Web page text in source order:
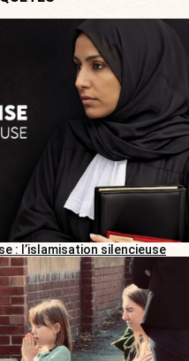
: l’islamisation silencieuse